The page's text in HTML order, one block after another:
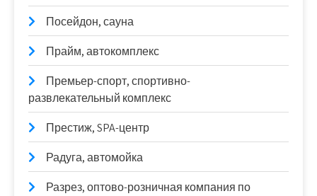
Посейдон, сауна
Прайм, автокомплекс
Премьер-спорт, спортивно-
развлекательный комплекс
Престиж, SPA-центр
Радуга, автомойка
Разрез, оптово-розничная компания по